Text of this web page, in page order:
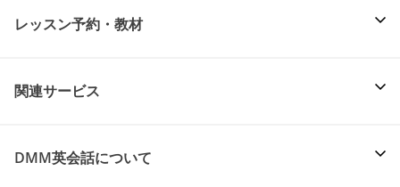
レッスン予約・教材
関連サービス
DMM英会話について